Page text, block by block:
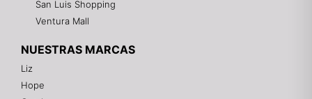
San Luis Shopping
Ventura Mall
NUESTRAS MARCAS
Liz
Hope